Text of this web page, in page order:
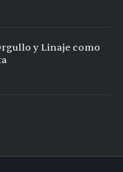
y Linaje como